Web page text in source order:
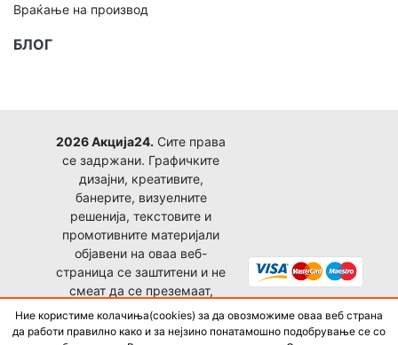
Враќање на производ
БЛОГ
2026 Акција24. Сите права
се задржани. Графичките
дизајни, креативите,
банерите, визуелните
решенија, текстовите и
промотивните материјали
објавени на оваа веб-
страница се заштитени и не
смеат да се преземаат,
копираат, преработуваат,
објавуваат или користат за
Ние користиме колачиња(cookies) за да овозможиме оваа веб страна
да работи правилно како и за нејзино понатамошно подобрување се со